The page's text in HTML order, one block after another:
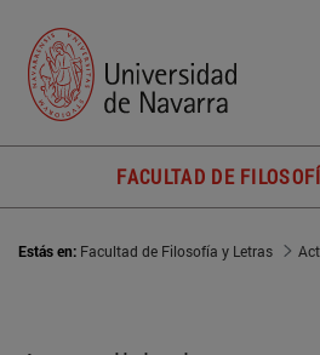
FACULTAD DE
Estás en: Facultad de Filosofía y Letras